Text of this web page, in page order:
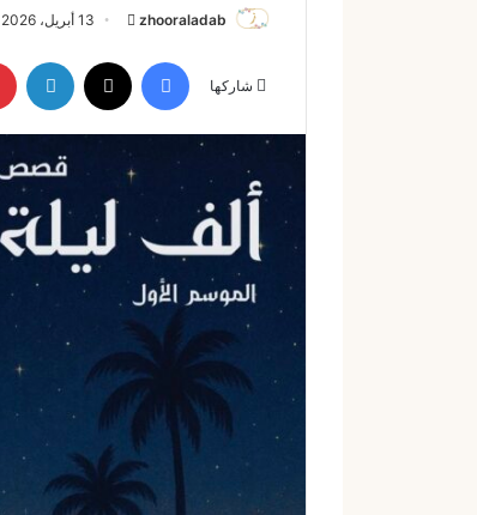
zhooraladab
س
ل
ب
ر
ي
13 أبريل، 2026
شاركها